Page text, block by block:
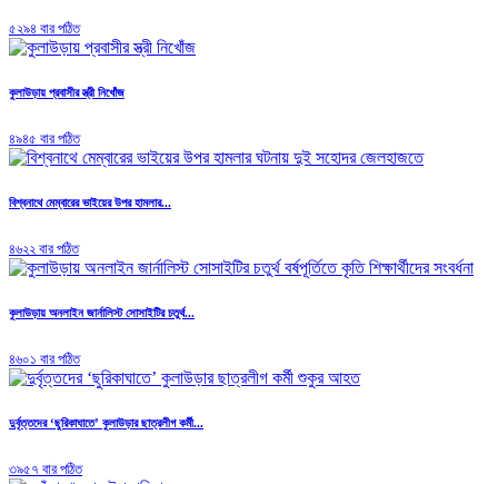
৫২৯৪ বার পঠিত
কুলাউড়ায় প্রবাসীর স্ত্রী নিখোঁজ
৪৯৪৫ বার পঠিত
বিশ্বনাথে মেম্বারের ভাইয়ের উপর হামলার...
৪৬২২ বার পঠিত
কুলাউড়ায় অনলাইন জার্নালিস্ট সোসাইটির চতুর্থ...
৪৬০১ বার পঠিত
দুর্বৃত্তদের ‘ছুরিকাঘাতে’ কুলাউড়ার ছাত্রলীগ কর্মী...
৩৯৫৭ বার পঠিত